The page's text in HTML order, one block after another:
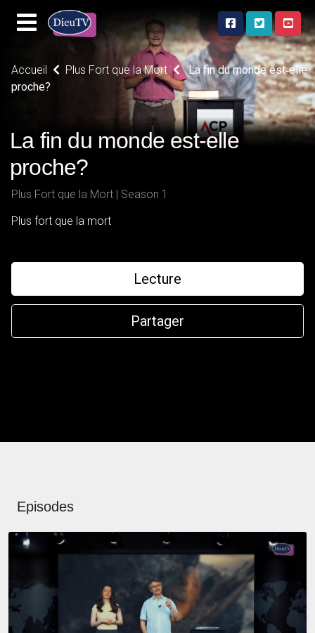
Accueil Plus Fort que la Mort
La fin du monde est‑elle
proche?
La fin du monde est‑elle
proche?
Plus Fort que la Mort | Season 1
Plus fort que la mort
Lecture
Partager
Episodes